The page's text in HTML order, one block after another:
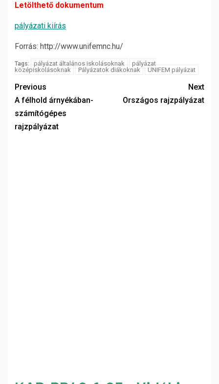
Letölthető dokumentum
pályázati kiírás
Forrás: http://www.unifemnc.hu/
Tags: pályázat általános iskolásoknak
pályázat
középiskolásoknak
Pályázatok diákoknak UNIFEM pályázat
Previous
A félhold árnyékában-
számítógépes
rajzpályázat
Next
Országos rajzpályázat